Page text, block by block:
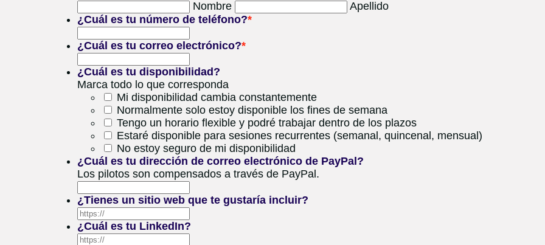
Nombre
Apellido
¿Cuál es tu número de teléfono?*
¿Cuál es tu correo electrónico?*
¿Cuál es tu disponibilidad?
Marca todo lo que corresponda
Mi disponibilidad cambia constantemente
Normalmente solo estoy disponible los fines de semana
Tengo un horario flexible y podré trabajar dentro de los plazos
Estaré disponible para sesiones recurrentes (semanal, quincenal, mensual)
No estoy seguro de mi disponibilidad
¿Cuál es tu dirección de correo electrónico de PayPal?
Los pilotos son compensados ​​a través de PayPal.
¿Tienes un sitio web que te gustaría incluir?
¿Cuál es tu LinkedIn?